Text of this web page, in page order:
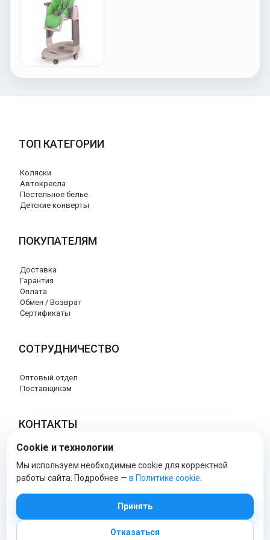
ТОП КАТЕГОРИИ
Коляски
Автокресла
Постельное белье
Детские конверты
ПОКУПАТЕЛЯМ
Доставка
Гарантия
Оплата
Обмен / Возврат
Сертификаты
СОТРУДНИЧЕСТВО
Оптовый отдел
Поставщикам
КОНТАКТЫ
8 (800) 707-76-34
info@esspero-market.ru
Cookie и технологии
Мы используем необходимые cookie для корректной
работы сайта. Подробнее — в Политике cookie
Принять
Отказаться